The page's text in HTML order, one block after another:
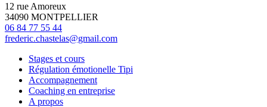
12 rue Amoreux
34090 MONTPELLIER
06 84 77 55 44
frederic.chastelas@gmail.com
Stages et cours
Régulation émotionelle Tipi
Accompagnement
Coaching en entreprise
A propos